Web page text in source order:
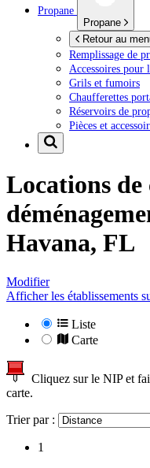
Propane
Propane
Retour au
Remplissage de
Accessoires pour
Grils et fumoirs
Chaufferettes
Réservoirs de
Pièces et
Locations de
Havana, FL
Modifier
Afficher les établissements
Liste
Carte
Cliquez sur le NIP et
carte.
Trier par :
1